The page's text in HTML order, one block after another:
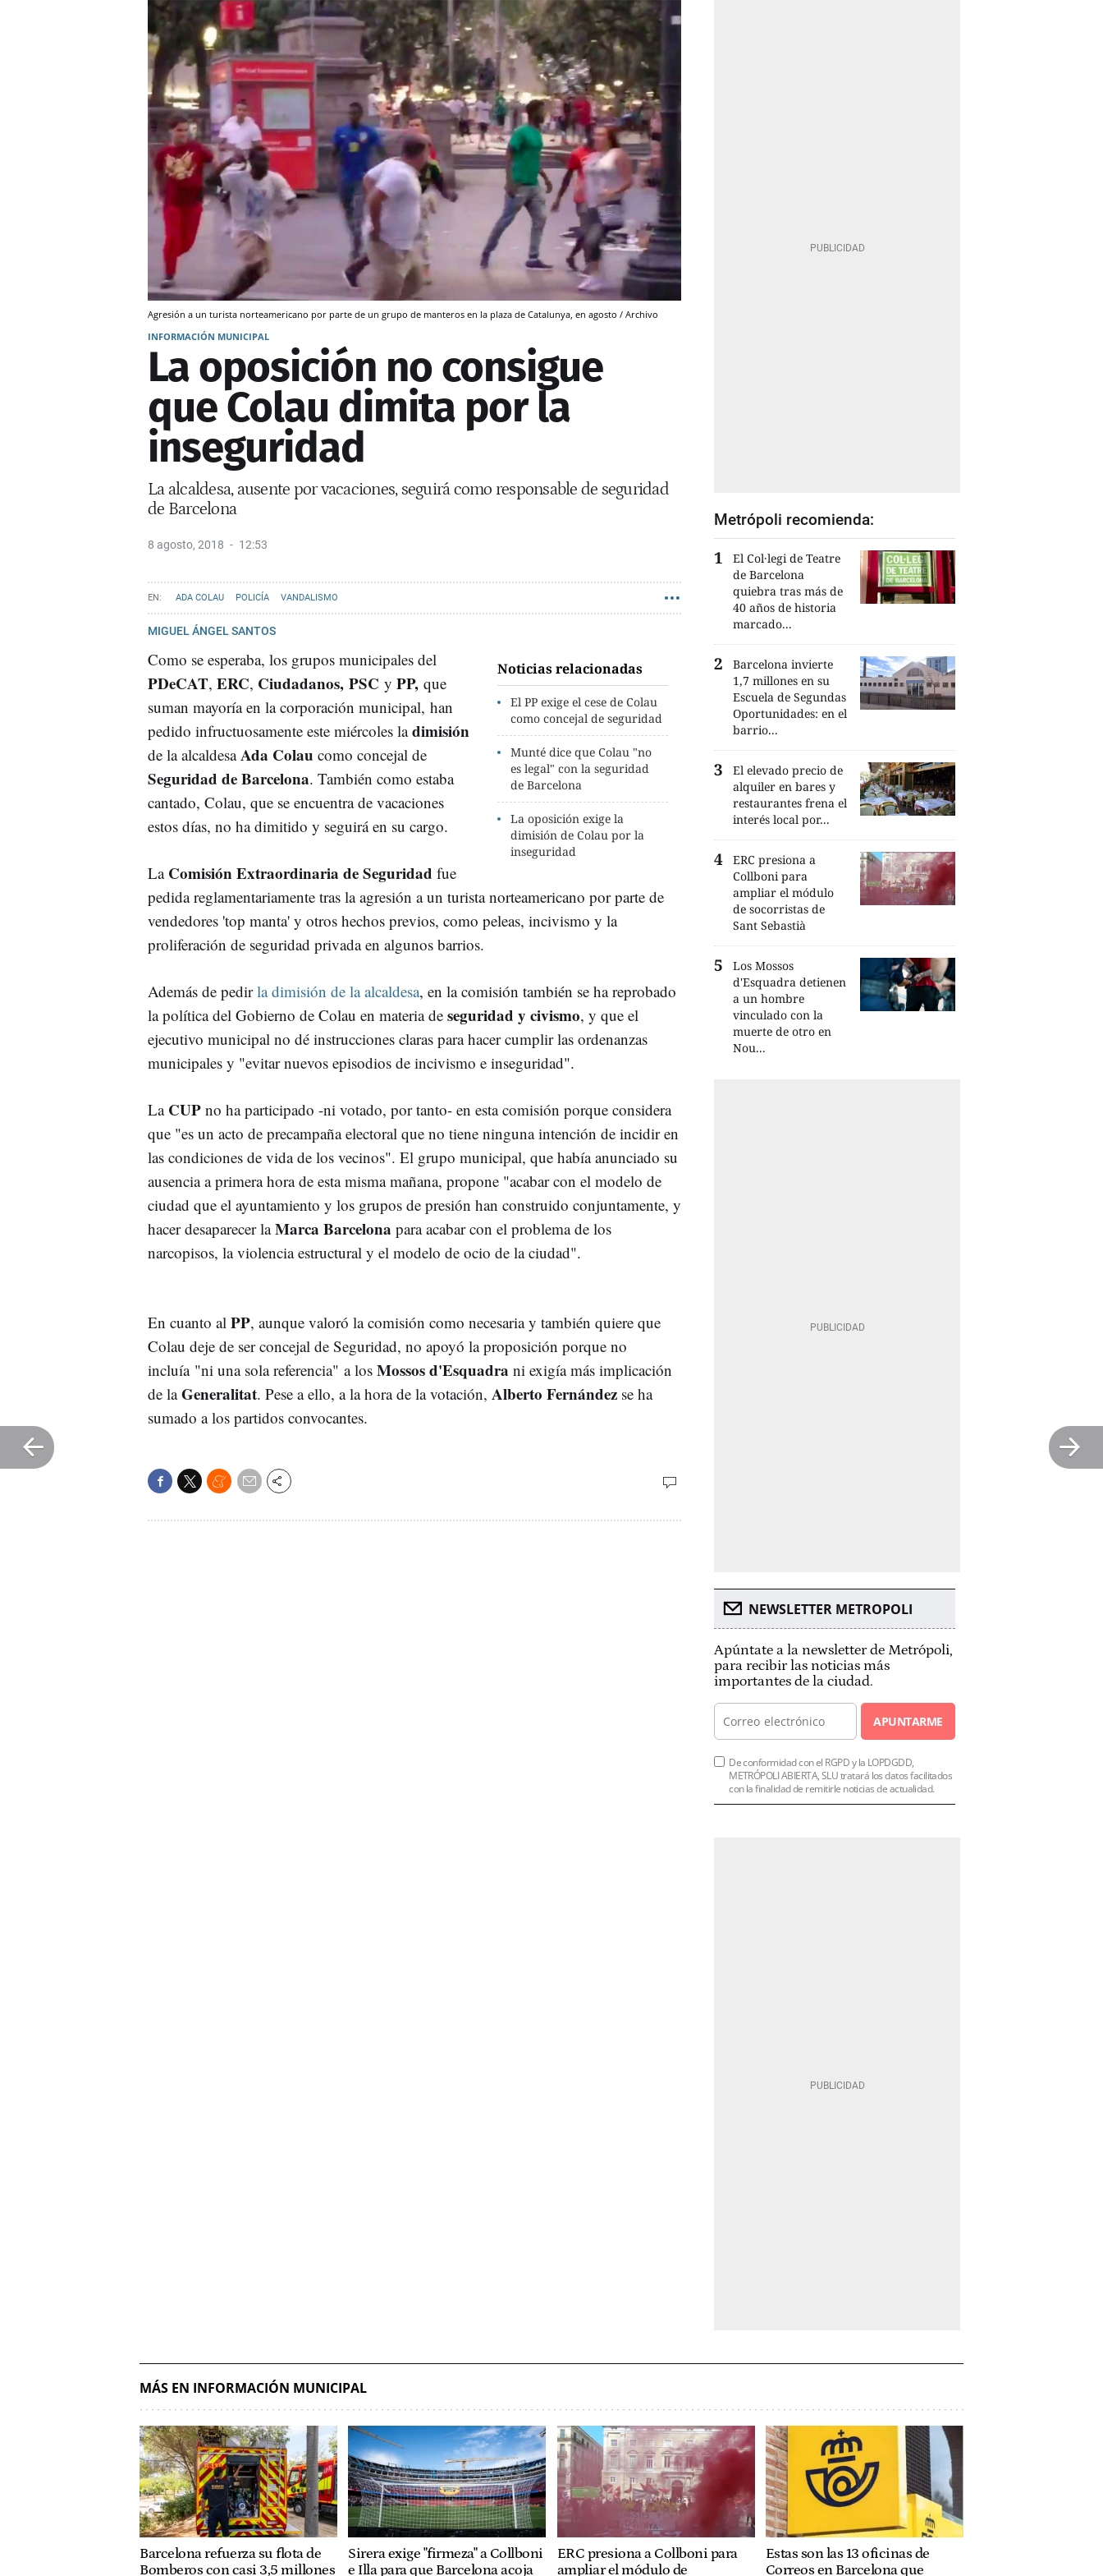
Agresión a un turista norteamericano por parte de un grupo de manteros en la plaza de Catalunya, en agosto / Archivo
INFORMACIÓN MUNICIPAL
La oposición no consigue
que Colau dimita por la
inseguridad
La alcaldesa, ausente por vacaciones, seguirá como responsable de seguridad
de Barcelona
8 agosto, 2018 12:53
ADA COLAU POLICÍA VANDALISMO
MIGUEL ÁNGEL SANTOS
Noticias relacionadas
El PP exige el cese de Colau
como concejal de seguridad
Munté dice que Colau "no
es legal" con la seguridad
de Barcelona
La oposición exige la
dimisión de Colau por la
inseguridad
Como se esperaba, los grupos municipales del
PDeCAT, ERC, Ciudadanos, PSC y PP, que
suman mayoría en la corporación municipal, han
pedido infructuosamente este miércoles ladimisión
de la alcaldesaAda Colau como concejal de
Seguridad de Barcelona. También como estaba
cantado, Colau, que se encuentra de vacaciones
estos días, no ha dimitido y seguirá en su cargo.
La Comisión Extraordinaria de Seguridad fue
pedida reglamentariamente tras la agresión a un turista norteamericano por parte de
vendedores 'top manta' y otros hechos previos, como peleas, incivismo y la
proliferación de seguridad privada en algunos barrios.
Además de pedirla dimisión de la alcaldesa, en la comisión también se ha reprobado
la política del Gobierno de Colau en materia de seguridad y civismo, y que el
ejecutivo municipal no dé instrucciones claras para hacer cumplir las ordenanzas
municipales y "evitar nuevos episodios de incivismo e inseguridad".
La CUP no ha participado -ni votado, por tanto- en esta comisión porque considera
que "es un acto de precampaña electoral que no tiene ninguna intención de incidir en
las condiciones de vida de los vecinos". El grupo municipal, que había anunciado su
ausencia a primera hora de esta misma mañana, propone "acabar con el modelo de
ciudad que el ayuntamiento y los grupos de presión han construido conjuntamente, y
hacer desaparecer laMarca Barcelona para acabar con el problema de los
narcopisos, la violencia estructural y el modelo de ocio de la ciudad".
En cuanto al PP, aunque valoró la comisión como necesaria y también quiere que
Colau deje de ser concejal de Seguridad, no apoyó la proposición porque no
incluía "ni una sola referencia" a los Mossos d'Esquadra ni exigía más implicación
de laGeneralitat. Pese a ello, a la hora de la votación, Alberto Fernández se ha
sumado a los partidos convocantes.
Metrópoli recomienda:
El Col·legi de Teatre
de Barcelona
quiebra tras más de
40 años de historia
marcado...
Barcelona invierte
1,7 millones en su
Escuela de Segundas
Oportunidades: en el
barrio...
El elevado precio de
alquiler en bares y
restaurantes frena el
interés local por...
ERC presiona a
Collboni para
ampliar el módulo
de socorristas de
Sant Sebastià
Los Mossos
d'Esquadra detienen
a un hombre
vinculado con la
muerte de otro en
Nou...
NEWSLETTER METROPOLI
Apúntate a la newsletter de Metrópoli,
para recibir las noticias más
importantes de la ciudad.
APUNTARME
De conformidad con el RGPD y la LOPDGDD,
METRÓPOLI ABIERTA, SLU tratará los datos facilitados
con la finalidad de remitirle noticias de actualidad.
MÁS EN INFORMACIÓN MUNICIPAL
Barcelona refuerza su flota de
Bomberos con casi 3,5 millones
Sirera exige "firmeza" a Collboni
e Illa para que Barcelona acoja
ERC presiona a Collboni para
ampliar el módulo de
Estas son las 13 oficinas de
Correos en Barcelona que